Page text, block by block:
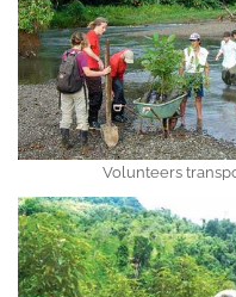
Volunteers